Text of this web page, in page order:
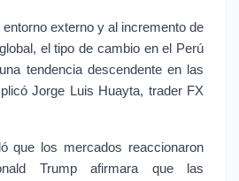
entorno externo y al incremento de
el tipo de cambio en el Perú
tendencia descendente en las
Jorge Luis Huayta, trader FX
que los mercados reaccionaron
Trump afirmara que las